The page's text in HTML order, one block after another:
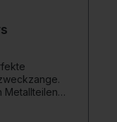
Metallteilen